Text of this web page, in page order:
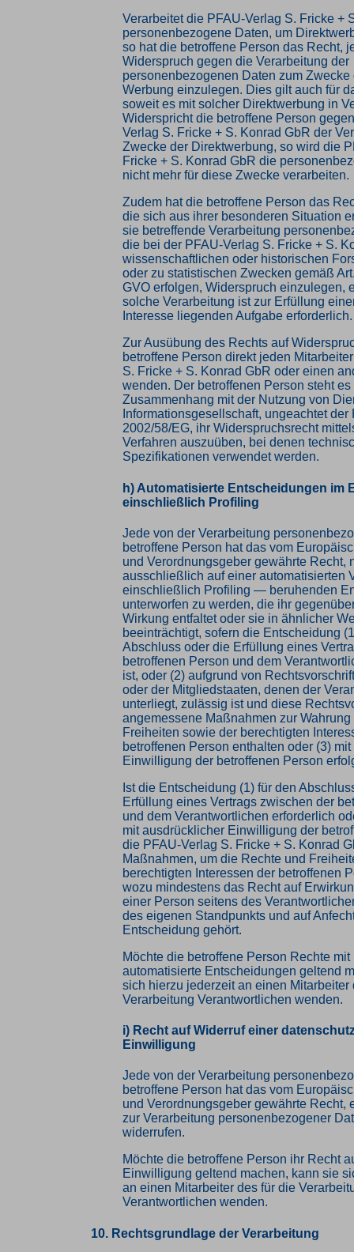
Verarbeitet die PFAU-Verlag S. Fricke +
personenbezogene Daten, um
so hat die betroffene Person das Recht,
Widerspruch gegen die Verarbeitung der
personenbezogenen Daten zum Zwecke
Werbung einzulegen. Dies gilt auch für
soweit es mit solcher Direktwerbung in
Widerspricht die betroffene Person
Verlag S. Fricke + S. Konrad GbR der
Zwecke der Direktwerbung, so wird die
Fricke + S. Konrad GbR die
nicht mehr für diese Zwecke verarbeiten.
Zudem hat die betroffene Person das
die sich aus ihrer besonderen Situation
sie betreffende Verarbeitung
die bei der PFAU-Verlag S. Fricke + S.
wissenschaftlichen oder historischen
oder zu statistischen Zwecken gemäß
GVO erfolgen, Widerspruch einzulegen,
solche Verarbeitung ist zur Erfüllung
Interesse liegenden Aufgabe erforderlich.
Zur Ausübung des Rechts auf
betroffene Person direkt jeden
S. Fricke + S. Konrad GbR oder einen
wenden. Der betroffenen Person steht es
Zusammenhang mit der Nutzung von
Informationsgesellschaft, ungeachtet der
2002/58/EG, ihr Widerspruchsrecht
Verfahren auszuüben, bei denen
Spezifikationen verwendet werden.
h) Automatisierte Entscheidungen im
einschließlich Profiling
Jede von der Verarbeitung
betroffene Person hat das vom
und Verordnungsgeber gewährte Recht,
ausschließlich auf einer automatisierten
einschließlich Profiling — beruhenden
unterworfen zu werden, die ihr
Wirkung entfaltet oder sie in ähnlicher
beeinträchtigt, sofern die Entscheidung
Abschluss oder die Erfüllung eines
betroffenen Person und dem
ist, oder (2) aufgrund von
oder der Mitgliedstaaten, denen der
unterliegt, zulässig ist und diese
angemessene Maßnahmen zur
Freiheiten sowie der berechtigten
betroffenen Person enthalten oder (3)
Einwilligung der betroffenen Person
Ist die Entscheidung (1) für den
Erfüllung eines Vertrags zwischen der
und dem Verantwortlichen erforderlich
mit ausdrücklicher Einwilligung der
die PFAU-Verlag S. Fricke + S. Konrad
Maßnahmen, um die Rechte und
berechtigten Interessen der betroffenen
wozu mindestens das Recht auf
einer Person seitens des
des eigenen Standpunkts und auf
Entscheidung gehört.
Möchte die betroffene Person Rechte mit
automatisierte Entscheidungen geltend
sich hierzu jederzeit an einen Mitarbeiter
Verarbeitung Verantwortlichen wenden.
i) Recht auf Widerruf einer
Einwilligung
Jede von der Verarbeitung
betroffene Person hat das vom
und Verordnungsgeber gewährte Recht,
zur Verarbeitung personenbezogener
widerrufen.
Möchte die betroffene Person ihr Recht
Einwilligung geltend machen, kann sie
an einen Mitarbeiter des für die
Verantwortlichen wenden.
10. Rechtsgrundlage der Verarbeitung